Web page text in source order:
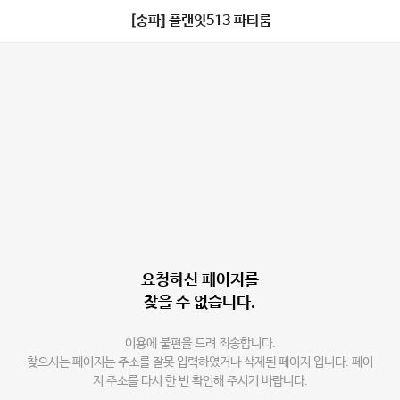
[송파] 플랜잇513 파티룸
요청하신 페이지를
찾을 수 없습니다.
이용에 불편을 드려 죄송합니다.
찾으시는 페이지는 주소를 잘못 입력하였거나 삭제된 페이지 입니다. 페이
지 주소를 다시 한 번 확인해 주시기 바랍니다.